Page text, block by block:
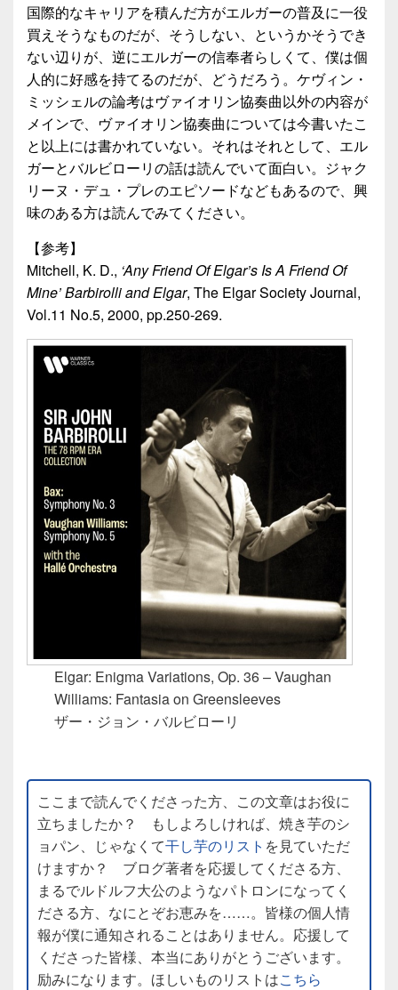
国際的なキャリアを積んだ方がエルガーの普及に一役
買えそうなものだが、そうしない、というかそうでき
ない辺りが、逆にエルガーの信奉者らしくて、僕は個
人的に好感を持てるのだが、どうだろう。ケヴィン・
ミッシェルの論考はヴァイオリン協奏曲以外の内容が
メインで、ヴァイオリン協奏曲については今書いたこ
と以上には書かれていない。それはそれとして、エル
ガーとバルビローリの話は読んでいて面白い。ジャク
リーヌ・デュ・プレのエピソードなどもあるので、興
味のある方は読んでみてください。
【参考】
Mitchell, K. D., ‘Any Friend Of Elgar’s Is A Friend Of
Mine’ Barbirolli and Elgar, The Elgar Society Journal,
Vol.11 No.5, 2000, pp.250-269.
Elgar: Enigma Variations, Op. 36 – Vaughan
Williams: Fantasia on Greensleeves
ザー・ジョン・バルビローリ
ここまで読んでくださった方、この文章はお役に
立ちましたか？ もしよろしければ、焼き芋のシ
ョパン、じゃなくて干し芋のリスト を見ていただ
けますか？ ブログ著者を応援してくださる方、
まるでルドルフ大公のようなパトロンになってく
ださる方、なにとぞお恵みを……。皆様の個人情
報が僕に通知されることはありません。応援して
くださった皆様、本当にありがとうございます。
励みになります。ほしいものリストはこちら